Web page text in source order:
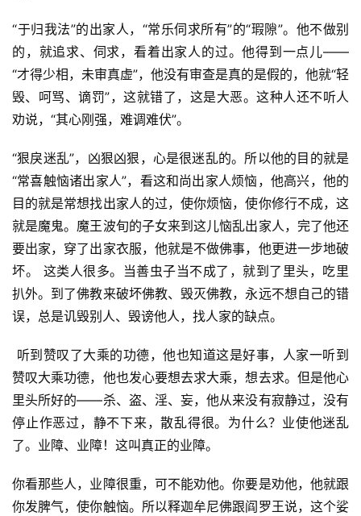
“于归我法”的出家人，“常乐伺求所有”的“瑕隙”。他不做别
的，就追求、伺求，看着出家人的过。他得到一点儿——
“才得少相，未审真虚”，他没有审查是真的是假的，他就“轻
毁、呵骂、谪罚”，这就错了，这是大恶。这种人还不听人
劝说，“其心刚强，难调难伏”。
“狠戾迷乱”，凶狠凶狠，心是很迷乱的。所以他的目的就是
“常喜触恼诸出家人”，看这和尚出家人烦恼，他高兴，他的
目的就是常想找出家人的过，使你烦恼，使你修行不成，这
就是魔鬼。魔王波旬的子女来到这儿恼乱出家人，完了他还
要出家，穿了出家衣服，他就是不做佛事，他更进一步地破
坏。 这类人很多。当善虫子当不成了，就到了里头，吃里
扒外。到了佛教来破坏佛教、毁灭佛教，永远不想自己的错
误，总是讥毁别人、毁谤他人，找人家的缺点。
听到赞叹了大乘的功德，他也知道这是好事，人家一听到
赞叹大乘功德，他也发心要想去求大乘，想去求。但是他心
里头所好的——杀、盗、淫、妄，他从来没有寂静过，没有
停止作恶过，静不下来，散乱得很。为什么？业使他迷乱
了。业障、业障！这叫真正的业障。
你看那些人，业障很重，可不能劝他。你要是劝他，他就跟
你发脾气，使你触恼。所以释迦牟尼佛跟阎罗王说，这个娑